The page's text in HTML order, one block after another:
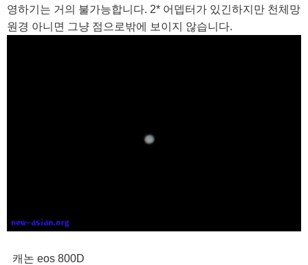
영하기는 거의 불가능합니다. 2* 어뎁터가 있긴하지만 천체망
원경 아니면 그냥 점으로밖에 보이지 않습니다.
캐논 eos 800D